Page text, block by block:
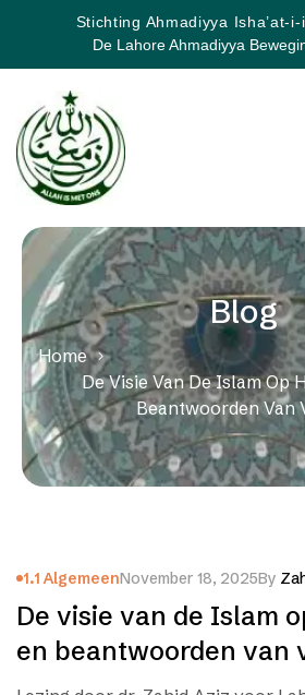
Stichting Ahmadiyya Isha’at-
De Lahore Ahmadiyya
Blog
Home
De Visie Van De Islam Op
Beantwoorden Van
1.1 AlgemeenNovember 18, 2025By
De visie van de Islam
en beantwoorden van